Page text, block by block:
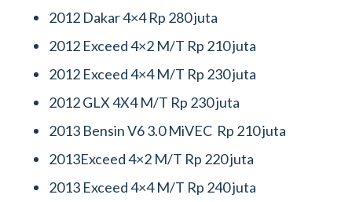
2012 Dakar 4×4 Rp 280 juta
2012 Exceed 4×2 M/T Rp 210 juta
2012 Exceed 4×4 M/T Rp 230 juta
2012 GLX 4X4 M/T Rp 230 juta
2013 Bensin V6 3.0 MiVEC Rp 210 juta
2013Exceed 4×2 M/T Rp 220 juta
2013 Exceed 4×4 M/T Rp 240 juta